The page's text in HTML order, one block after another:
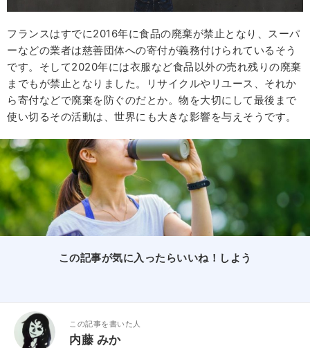
フランスはすでに2016年に食品の廃棄が禁止となり、スーパ
ーなどの業者は慈善団体への寄付が義務付けられているそう
です。そして2020年には衣服など食品以外の売れ残りの廃棄
までもが禁止となりました。リサイクルやリユース、それか
ら寄付などで廃棄を防ぐのだとか。物を大切にして最後まで
使い切るその活動は、世界にも大きな影響を与えそうです。
この記事が気に入ったらいいね！しよう
この記事を書いた人
内藤 みか